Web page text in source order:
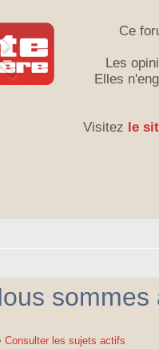
Ce
Les
Elles
Visitez le
Consulter les sujets actifs